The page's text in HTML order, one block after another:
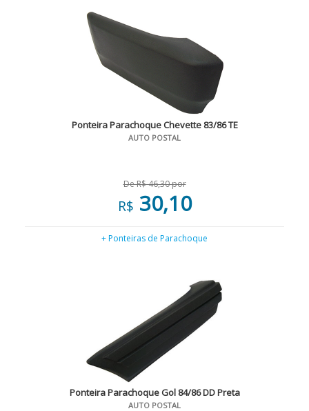
Ponteira Parachoque Chevette 83/86 TE
AUTO POSTAL
De R$ 46,30 por
R$ 30,10
+ Ponteiras de Parachoque
Ponteira Parachoque Gol 84/86 DD Preta
AUTO POSTAL